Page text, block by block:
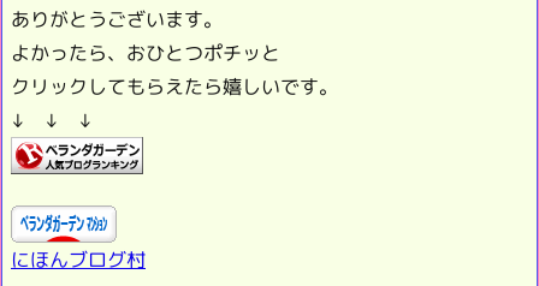
ありがとうございます。
よかったら、おひとつポチッと
クリックしてもらえたら嬉しいです。
↓ ↓ ↓
にほんブログ村